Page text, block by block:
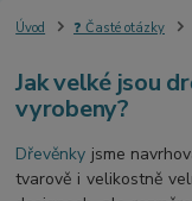
Úvod ❓ Časté otázky
Jak velké jsou
vyrobeny?
Dřevěnky jsme
tvarově i velikostně